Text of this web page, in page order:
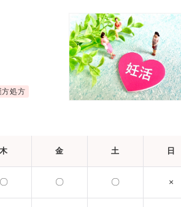
方処方
木 金 土 日
〇 〇 〇 ×